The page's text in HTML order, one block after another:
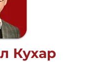
Кухар